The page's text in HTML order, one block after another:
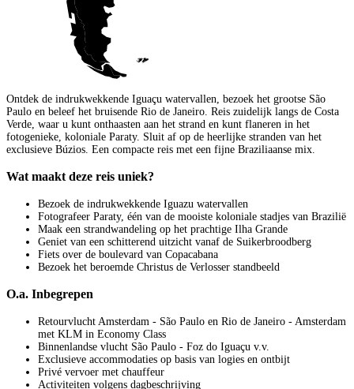
Ontdek de indrukwekkende Iguaçu watervallen, bezoek het grootse São
Paulo en beleef het bruisende Rio de Janeiro. Reis zuidelijk langs de Costa
Verde, waar u kunt onthaasten aan het strand en kunt flaneren in het
fotogenieke, koloniale Paraty. Sluit af op de heerlijke stranden van het
exclusieve Búzios. Een compacte reis met een fijne Braziliaanse mix.
Wat maakt deze reis uniek?
Bezoek de indrukwekkende Iguazu watervallen
Fotografeer Paraty, één van de mooiste koloniale stadjes van Brazilië
Maak een strandwandeling op het prachtige Ilha Grande
Geniet van een schitterend uitzicht vanaf de Suikerbroodberg
Fiets over de boulevard van Copacabana
Bezoek het beroemde Christus de Verlosser standbeeld
O.a. Inbegrepen
Retourvlucht Amsterdam - São Paulo en Rio de Janeiro - Amsterdam
met KLM in Economy Class
Binnenlandse vlucht São Paulo - Foz do Iguaçu v.v.
Exclusieve accommodaties op basis van logies en ontbijt
Privé vervoer met chauffeur
Activiteiten volgens dagbeschrijving